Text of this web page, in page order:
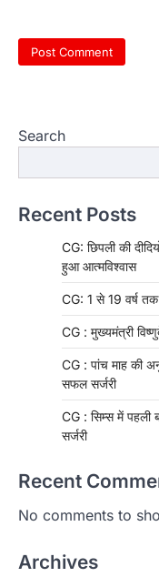
Search
Recent Posts
CG: छिपली की
हुआ आत्मविश्वास
CG: 1 से 19 वर्ष तक
CG : मुख्यमंत्री
CG : पांच माह की
सफल सर्जरी
CG : सिम्स में पहली
सर्जरी
Recent
No comments to
Archives